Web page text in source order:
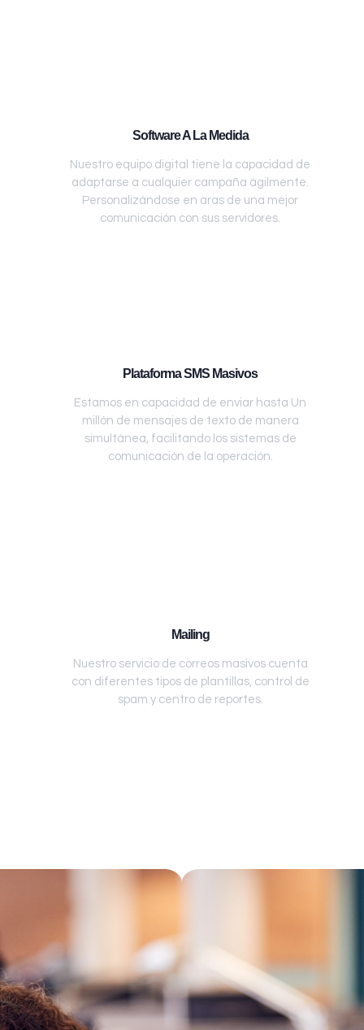
Software A La Medida
Nuestro equipo digital tiene la capacidad de
adaptarse a cualquier campaña ágilmente.
Personalizándose en aras de una mejor
comunicación con sus servidores.
Plataforma SMS Masivos
Estamos en capacidad de enviar hasta Un
millón de mensajes de texto de manera
simultánea, facilitando los sistemas de
comunicación de la operación.
Mailing
Nuestro servicio de correos masivos cuenta
con diferentes tipos de plantillas, control de
spam y centro de reportes.